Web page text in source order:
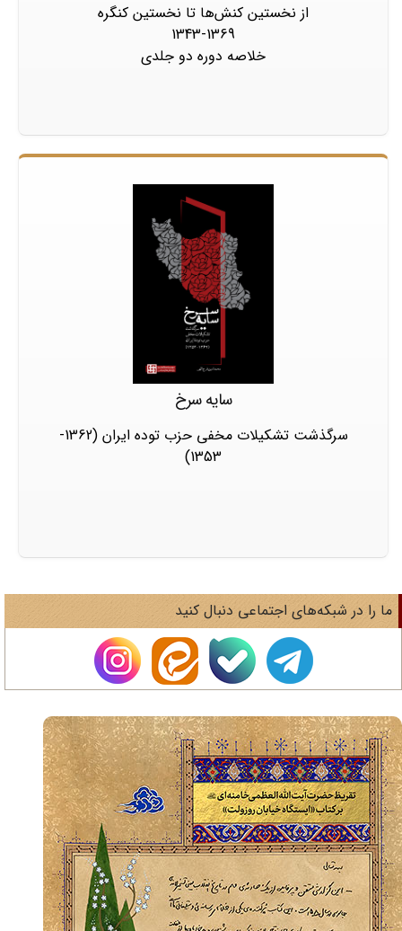
از نخستین کنش‌ها تا نخستین کنگره
1343-1369
خلاصه دوره دو جلدی
سایه سرخ
سرگذشت تشکیلات مخفی حزب توده ایران (1362-
1353)
را در شبکه‌های اجتماعی دنبال کنید